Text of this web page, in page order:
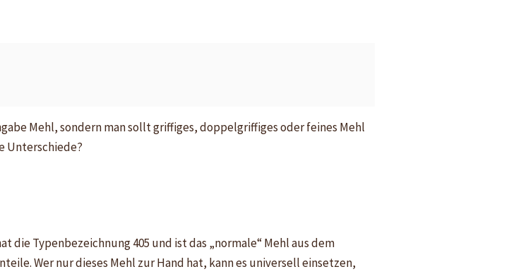
Mehl, sondern man sollt griffiges, doppelgriffiges oder feines Mehl
Unterschiede?
die Typenbezeichnung 405 und ist das „normale“ Mehl aus dem
Wer nur dieses Mehl zur Hand hat, kann es universell einsetzen,